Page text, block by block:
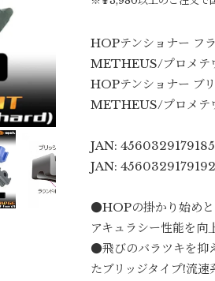
HOPテンショナー フ
METHEUS/プロメテ
HOPテンショナー ブ
METHEUS/プロメテ
JAN: 4560329179185
JAN: 4560329179192
●HOPの掛かり始め
アキュラシー性能を向
●飛びのバラツキを抑
たブリッジタイプ!流